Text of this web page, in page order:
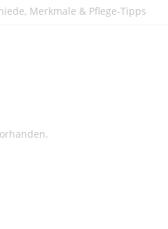
Merkmale & Pflege-Tipps